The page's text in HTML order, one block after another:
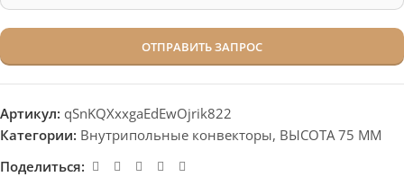
Артикул: qSnKQXxxgaEdEwOjrik822
Категории: Внутрипольные конвекторы, ВЫСОТА 75 ММ
Поделиться: